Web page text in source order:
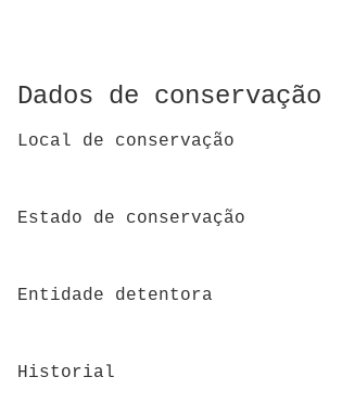
Dados de conservação
Local de conservação
Estado de conservação
Entidade detentora
Historial